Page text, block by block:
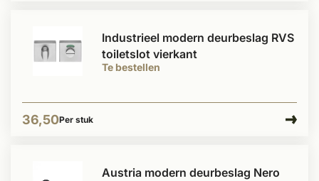
Te bestellen
Industrieel modern deurbeslag RVS
toiletslot vierkant
36,50Per stuk
Austria modern deurbeslag Nero